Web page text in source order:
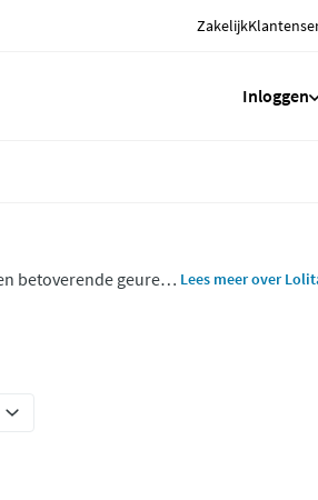
Zakelijk
Inloggen
betoverende geuren. Lees meer over